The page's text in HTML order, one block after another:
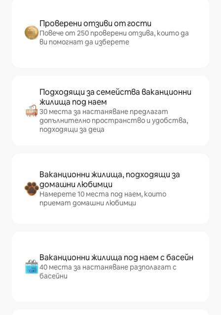
Проверени отзиви от гости
Повече от 250 проверени отзива, които да
ви помогнат да изберете
Подходящи за семейства ваканционни
жилища под наем
30 места за настаняване предлагат
допълнително пространство и удобства,
подходящи за деца
Ваканционни жилища, подходящи за
домашни любимци
Намерете 10 места под наем, които
приемат домашни любимци
Ваканционни жилища под наем с басейн
40 места за настаняване разполагат с
басейни